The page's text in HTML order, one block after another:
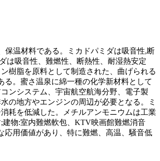
保温材料である。ミカドパミダは吸音性,断
は吸音性、難燃性、断熱性、耐湿熱安定
樹脂を原料として制造された、曲げられる
。蜜さ温泉に綿一種の化学新材料として
ンシステム、宇宙航空航海分野、電子製
の地方やエンジンの周辺が必要となる。ミ
耗を低減した。メチルアンモニウムは工業
物:室内難燃軟包、KTV映画館難燃消音
応用価値があり、特に難燃、高温、騒音低